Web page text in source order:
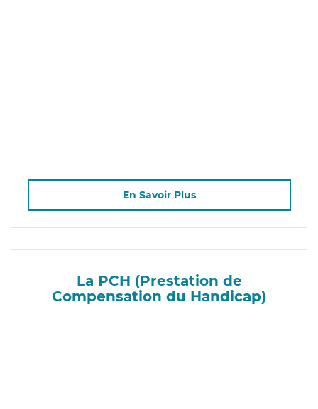
En Savoir Plus
La PCH (Prestation de
Compensation du Handicap)